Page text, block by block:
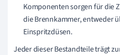
Komponenten sorgen für die
die Brennkammer, entweder
Einspritzdüsen.
Jeder dieser Bestandteile trägt